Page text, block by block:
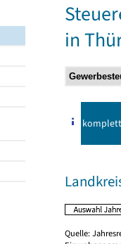
in
komplett
Quelle: